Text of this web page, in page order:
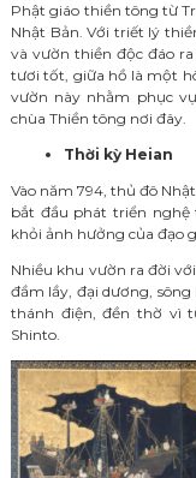
Phật giáo thiền tông từ
Nhật Bản. Với triết lý
và vườn thiền độc đáo
tươi tốt, giữa hồ là một
vườn này nhằm phục
chùa Thiền tông nơi đây.
Thời kỳ Heian
Vào năm 794, thủ đô
bắt đầu phát triển nghệ
khỏi ảnh hưởng của đạo
Nhiều khu vườn ra đời
đầm lầy, đại dương,
thánh điện, đền thờ vì
Shinto.